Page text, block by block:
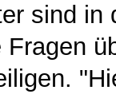
sind in